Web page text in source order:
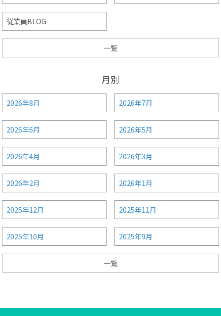
従業員BLOG
一覧
月別
2026年8月 2026年7月
2026年6月 2026年5月
2026年4月 2026年3月
2026年2月 2026年1月
2025年12月 2025年11月
2025年10月 2025年9月
一覧